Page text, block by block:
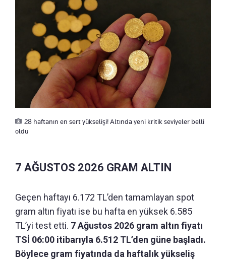
28 haftanın en sert yükselişi! Altında yeni kritik seviyeler belli
oldu
7 AĞUSTOS 2026 GRAM ALTIN
Geçen haftayı 6.172 TL’den tamamlayan spot
gram altın fiyatı ise bu hafta en yüksek 6.585
TL’yi test etti. 7 Ağustos 2026 gram altın fiyatı
TSİ 06:00 itibarıyla 6.512 TL’den güne başladı.
Böylece gram fiyatında da haftalık yükseliş